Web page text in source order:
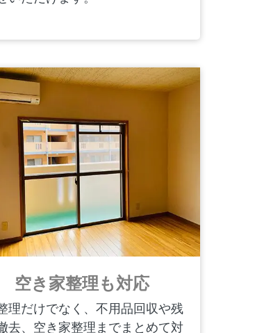
空き家整理も対応
理だけでなく、不用品回収や残
去、空き家整理までまとめて対